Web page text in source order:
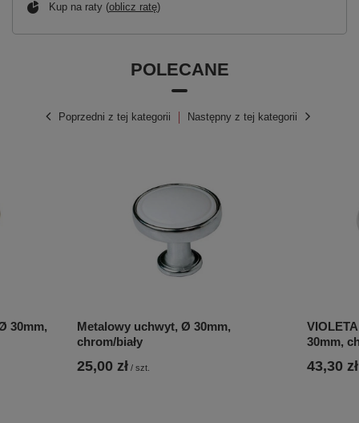
Kup na raty (oblicz ratę)
POLECANE
Poprzedni z tej kategorii
30mm,
Metalowy uchwyt, Ø 30mm,
chrom/biały
25,00 zł / szt.
30mm,
43,30 zł
Następny z tej kategorii